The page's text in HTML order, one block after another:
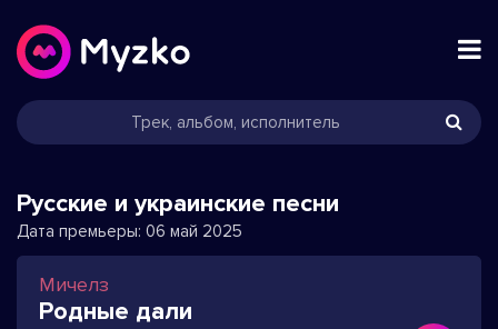
Русские и украинские песни
Дата премьеры: 06 май 2025
Мичелз
Родные дали